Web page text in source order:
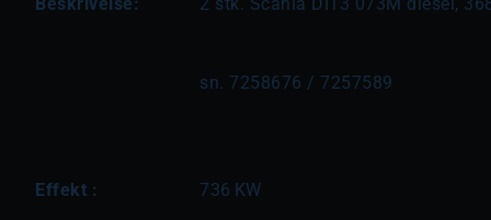
sn. 7258676 / 7257589
Effekt : 736 KW